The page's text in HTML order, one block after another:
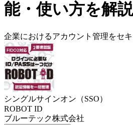
能・使い方を解説
企業におけるアカウント管理をセキ
シングルサインオン（SSO）
ROBOT ID
ブルーテック株式会社